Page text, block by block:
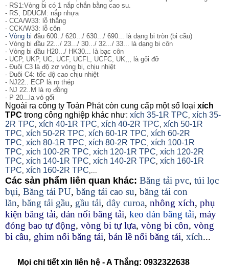
- RS1:Vòng bi có 1 nắp chắn bằng cao su.
- RS, DDUCM: nắp nhựa
- CCA/W33: lỗ thẳng
- CCK/W33: lỗ côn
- Vòng bi đầu 600../ 620.../ 630.../ 690... là dạng bi tròn (bi cầu)
- Vòng bi đầu 22.../ 23.../ 30.../ 32.../ 33... là dạng bi côn
- Vòng bi đầu H20.../ HK30... là bạc côn
- UCP, UKP, UC, UCF, UCFL, UCFC, UK,,, là gối đỡ
- Đuôi C3 là độ zơ vòng bi, chịu nhiệt
- Đuôi C4: tốc độ cao chịu nhiệt
- NJ22.. ECP là rọ thép
- NJ 22..M là rọ đồng
- P 20...la vỏ gối
Ngoài ra công ty Toàn Phát còn cung cấp một số loại xích
TPC trong công nghiệp khác như: xích 35-1R TPC, xích 35-
2R TPC, xích 40-1R TPC, xích 40-2R TPC, xích 50-1R
TPC, xích 50-2R TPC, xích 60-1R TPC, xích 60-2R
TPC, xích 80-1R TPC, xích 80-2R TPC, xích 100-1R
TPC, xích 100-2R TPC, xích 120-1R TPC, xích 120-2R
TPC, xích 140-1R TPC, xích 140-2R TPC, xích 160-1R
TPC, xích 160-2R TPC,...
Các sản phẩm liên quan khác: Băng tải pvc, túi lọc
bụi, Băng tải PU, băng tải cao su, băng tải con
lăn, băng tải gầu, gầu tải, dây curoa, nhông xích, phụ
kiện băng tải, dán nối băng tải, keo dán băng tải, máy
đóng bao tự động, vòng bi tự lựa, vòng bi côn, vòng
bi cầu, ghim nối băng tải, bản lề nối băng tải, xích...
Mọi chi tiết xin liên hệ - A Thắng: 0932322638